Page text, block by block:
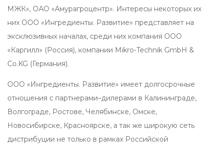
МЖК», ОАО «Амурагроцентр». Интересы некоторых их
них ООО «Ингредиенты. Развитие» представляет на
эксклюзивных началах, среди них компания ООО
«Каргилл» (Россия), компании Mikro-Technik GmbH &
Co.KG (Германия).
ООО «Ингредиенты. Развитие» имеет долгосрочные
отношения с партнерами–дилерами в Калининграде,
Волгограде, Ростове, Челябинске, Омске,
Новосибирске, Красноярске, а так же широкую сеть
дистрибуции не только в рамках Российской